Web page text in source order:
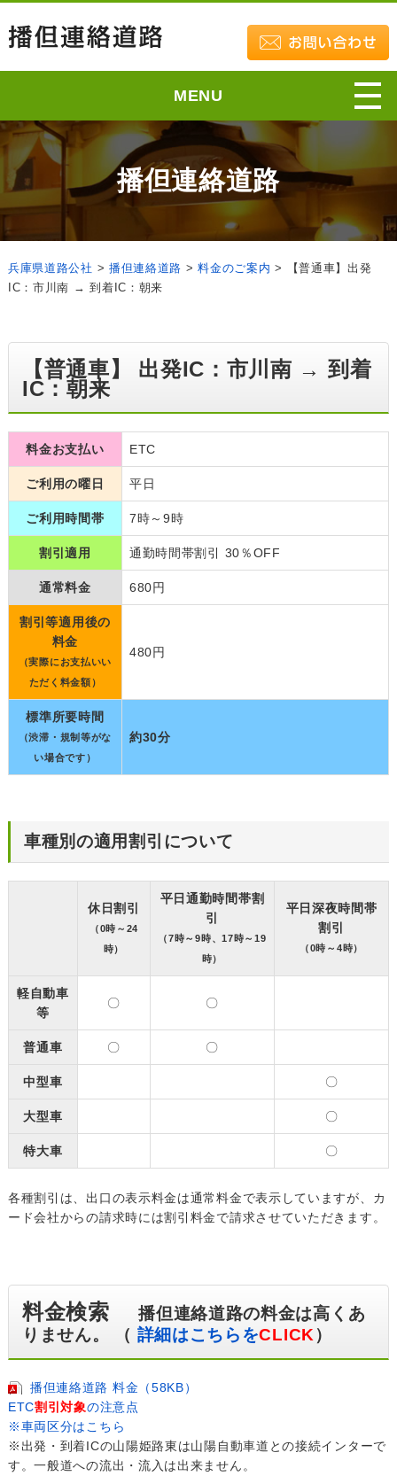
MENU
播但連絡道路
兵庫県道路公社 > 播但連絡道路 >料金のご案内 >
【普通車】出発
IC：市川南 → 到着IC：朝来
【普通車】 出発IC：市川南 → 到着
IC：朝来
料金お支払い ETC
ご利用の曜日 平日
ご利用時間帯 7時～9時
割引適用 通勤時間帯割引 30％OFF
通常料金 680円
割引等適用後の
料金
（実際にお支払いい
ただく料金額）
480円
標準所要時間
（渋滞・規制等がな
い場合です）
約30分
車種別の適用割引について
休日割引
（0時～24
時）
平日通勤時間帯割
引
（7時～9時、17時～19
時）
平日深夜時間帯
割引
（0時～4時）
軽自動車
等
〇 〇
普通車 〇 〇
中型車 〇
大型車 〇
特大車 〇
各種割引は、出口の表示料金は通常料金で表示していますが、カ
ード会社からの請求時には割引料金で請求させていただきます。
料金検索播但連絡道路の料金は高くあ
りません。 （ 詳細はこちらをCLICK ）
播但連絡道路 料金（58KB）
ETC割引対象の注意点
※車両区分はこちら
※出発・到着ICの山陽姫路東は山陽自動車道との接続インターで
す。一般道への流出・流入は出来ません。